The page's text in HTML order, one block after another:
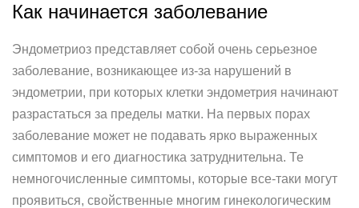
Как начинается заболевание
Эндометриоз представляет собой очень серьезное
заболевание, возникающее из-за нарушений в
эндометрии, при которых клетки эндометрия начинают
разрастаться за пределы матки. На первых порах
заболевание может не подавать ярко выраженных
симптомов и его диагностика затруднительна. Те
немногочисленные симптомы, которые все-таки могут
проявиться, свойственные многим гинекологическим